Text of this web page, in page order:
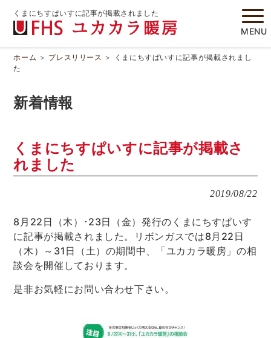
くまにちすぱいすに記事が掲載されました
MENU
ホーム ＞ プレスリリース ＞
くまにちすぱいすに記事が掲載されまし
た
新着情報
くまにちすぱいすに記事が掲載さ
れました
2019/08/22
8月22日（木）･23日（金）発行のくまにちすぱいす
に記事が掲載されました。リボンガスでは8月22日
（木）～31日（土）の期間中、「ユカカラ暖房」の相
談会を開催しております。
是非お気軽にお問い合わせ下さい。